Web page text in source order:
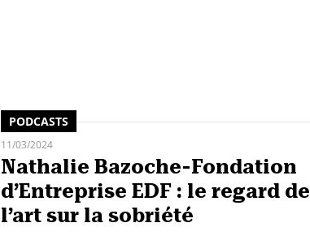
PODCASTS
11/03/2024
Nathalie Bazoche-Fondation
d’Entreprise EDF : le regard de
l’art sur la sobriété